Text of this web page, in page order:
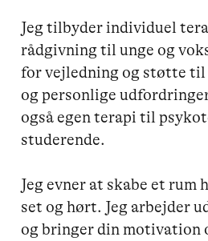
Jeg tilbyder individuel
rådgivning til unge og
for vejledning og støtte til
og personlige
også egen terapi til
studerende.
Jeg evner at skabe et rum
set og hørt. Jeg arbejder
og bringer din motivation